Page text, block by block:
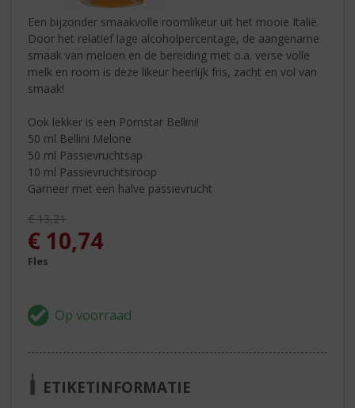
Een bijzonder smaakvolle roomlikeur uit het mooie Italië.
Door het relatief lage alcoholpercentage, de aangename
smaak van meloen en de bereiding met o.a. verse volle
melk en room is deze likeur heerlijk fris, zacht en vol van
smaak!
Ook lekker is een Pornstar Bellini!
50 ml Bellini Melone
50 ml Passievruchtsap
10 ml Passievruchtsiroop
Garneer met een halve passievrucht
Originele prijs was:
€13,21
, Huidige prijs is:
€ 10,74
Fles
ETIKETINFORMATIE